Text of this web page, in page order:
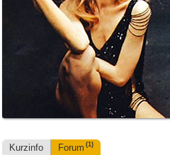
Kurzinfo Forum (1)